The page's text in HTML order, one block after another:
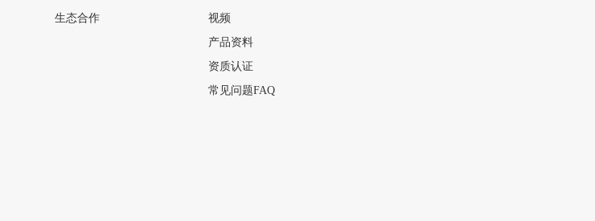
生态合作
视频
产品资料
资质认证
常见问题FAQ